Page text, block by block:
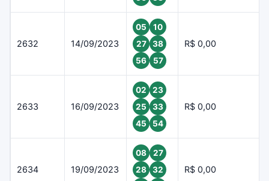
2632 14/09/2023
05
10
27
38
56
57
R$ 0,00
2633 16/09/2023
02
23
25
33
45
54
R$ 0,00
2634 19/09/2023
08
27
28
32
R$ 0,00